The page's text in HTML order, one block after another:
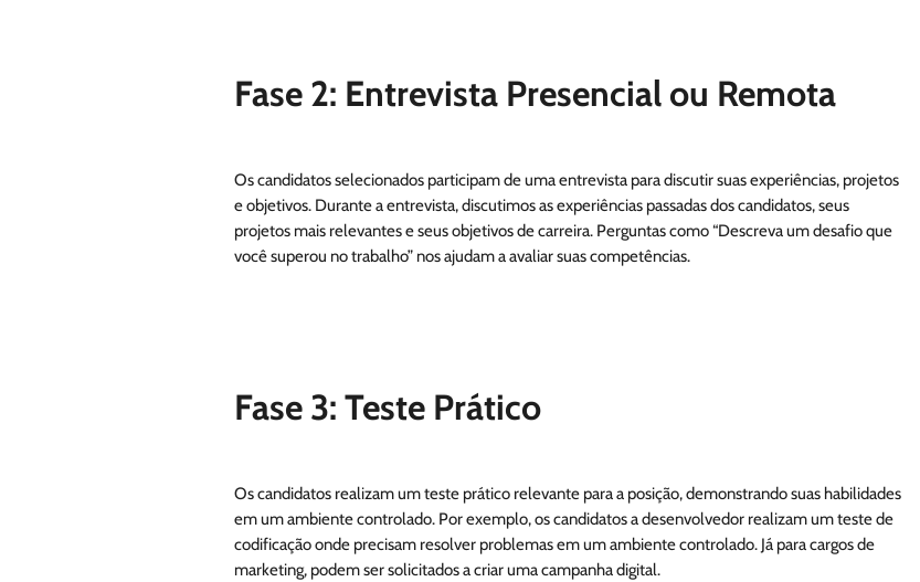
Fase 2: Entrevista Presencial ou Remota
Os candidatos selecionados participam de uma entrevista para discutir suas experiências, projetos
e objetivos. Durante a entrevista, discutimos as experiências passadas dos candidatos, seus
projetos mais relevantes e seus objetivos de carreira. Perguntas como “Descreva um desafio que
você superou no trabalho” nos ajudam a avaliar suas competências.
Fase 3: Teste Prático
Os candidatos realizam um teste prático relevante para a posição, demonstrando suas habilidades
em um ambiente controlado. Por exemplo, os candidatos a desenvolvedor realizam um teste de
codificação onde precisam resolver problemas em um ambiente controlado. Já para cargos de
marketing, podem ser solicitados a criar uma campanha digital.